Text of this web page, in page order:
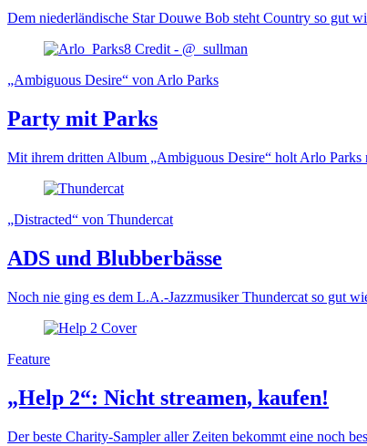
Dem niederländische Star Douwe Bob steht Country so gut
„Ambiguous Desire“ von Arlo Parks
Party mit Parks
Mit ihrem dritten Album „Ambiguous Desire“ holt Arlo
„Distracted“ von Thundercat
ADS und Blubberbässe
Noch nie ging es dem L.A.-Jazzmusiker Thundercat so gut
Feature
„Help 2“: Nicht streamen, kaufen!
Der beste Charity-Sampler aller Zeiten bekommt eine noch